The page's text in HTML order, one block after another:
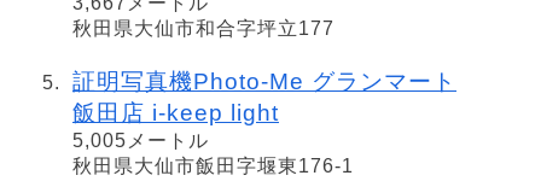
秋田県大仙市和合字坪立177
証明写真機Photo-Me グランマート
飯田店 i-keep light
5,005メートル
秋田県大仙市飯田字堰東176-1